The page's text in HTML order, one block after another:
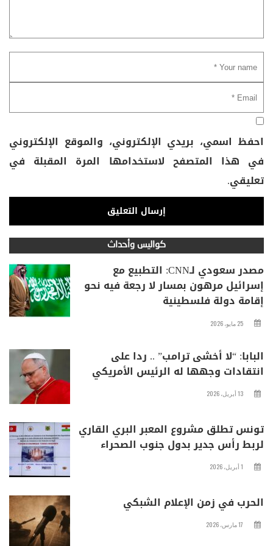
احفظ اسمي، بريدي الإلكتروني، والموقع الإلكتروني
في هذا المتصفح لاستخدامها المرة المقبلة في
تعليقي.
كواليس وأحداث
مصدر سعودي لـCNN: التطبيع مع
إسرائيل مرهون بمسار لا رجعة فيه نحو
إقامة دولة فلسطينية
25 مايو، 2026
البابا: “لا أخشى ترامب” .. ردا على
انتقادات وجهها له الرئيس الأمريكي
13 أبريل، 2026
تونس تطلق مشروع المعبر البري القاري
لربط رأس جدير بدول جنوب الصحراء
1 أبريل، 2026
الحرب في زمن الإعلام الشبكي
17 مارس، 2026